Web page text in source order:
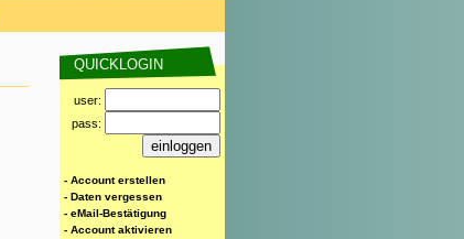
QUICKLOGIN
user:
pass:
- Account erstellen
- Daten vergessen
- eMail-Bestätigung
- Account aktivieren